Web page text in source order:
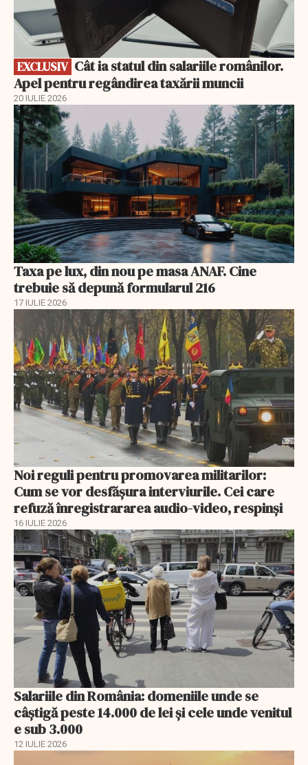
EXCLUSIV
Apel pentru regândirea taxării muncii
20 IULIE 2026
Taxa pe lux, din nou pe masa ANAF. Cine
trebuie să depună formularul 216
17 IULIE 2026
Noi reguli pentru promovarea militarilor:
Cum se vor desfășura interviurile. Cei care
refuză înregistrararea audio-video, respinşi
16 IULIE 2026
Salariile din România: domeniile unde se
câștigă peste 14.000 de lei și cele unde venitul
e sub 3.000
12 IULIE 2026